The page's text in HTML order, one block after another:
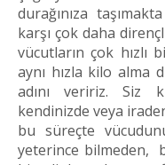
durağınıza
karşı çok daha
vücutların çok hızlı
aynı hızla kilo alma
adını veririz. Siz
kendinizde veya
bu süreçte
yeterince bilmeden,